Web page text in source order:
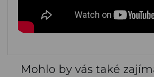
Mohlo by vás také